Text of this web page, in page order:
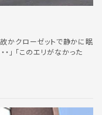
故かクローゼットで静かに眠
・」 「このエリがなかった